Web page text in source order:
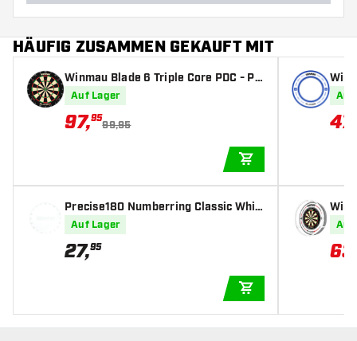
HÄUFIG ZUSAMMEN GEKAUFT MIT
Winmau Blade 6 Triple Core PDC - Pr
ofi Dartscheibe
Auf Lager
97,95
99,95
Precise180 Numberring Classic Whit
e - Dartscheibe Zahlenring
Auf Lager
27,95
Auf
47
Auf
63